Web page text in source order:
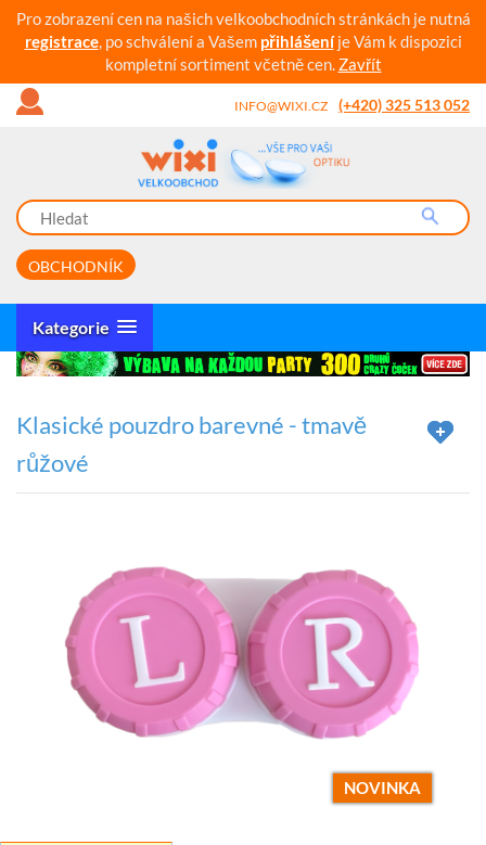
Pro zobrazení cen na našich velkoobchodních stránkách je nutná
registrace, po schválení a Vašem přihlášeníje Vám k dispozici
kompletní sortiment včetně cen. Zavřít
INFO@WIXI.CZ (+420) 325 513 052
OBCHODNÍK
Kategorie
Klasické pouzdro barevné - tmavě
růžové
NOVINKA